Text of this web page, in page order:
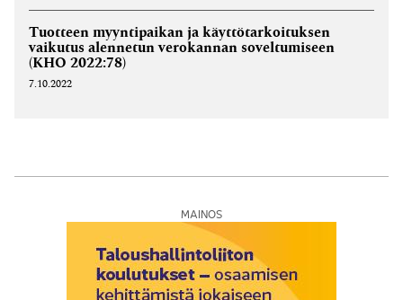
Tuotteen myynti­paikan ja käyttö­tarkoituksen
vaikutus alennetun vero­kannan soveltumiseen
(KHO 2022:78)
7.10.2022
MAINOS